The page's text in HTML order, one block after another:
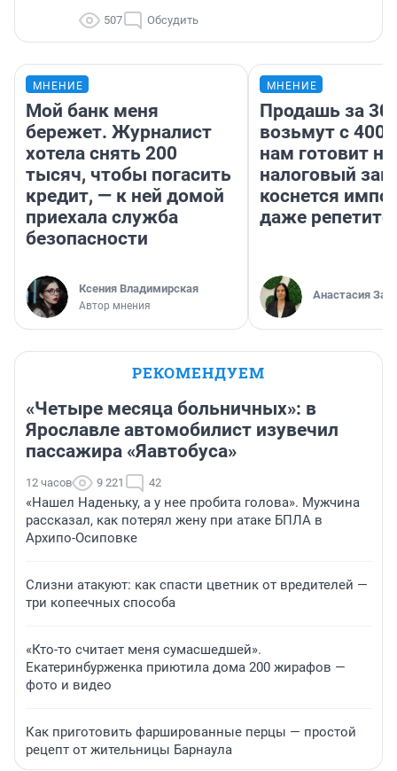
507 Обсудить
МНЕНИЕ
Мой банк меня
бережет. Журналист
хотела снять 200
тысяч, чтобы погасить
кредит, — к ней домой
приехала служба
безопасности
Ксения Владимирская
Автор мнения
МНЕНИЕ
Продашь за
возьмут с
нам готовит
налоговый
коснется
даже
Анастасия
РЕКОМЕНДУЕМ
«Четыре месяца больничных»: в
Ярославле автомобилист изувечил
пассажира «Яавтобуса»
12 часов 9 221 42
«Нашел Наденьку, а у нее пробита голова». Мужчина
рассказал, как потерял жену при атаке БПЛА в
Архипо-Осиповке
Слизни атакуют: как спасти цветник от вредителей —
три копеечных способа
«Кто-то считает меня сумасшедшей».
Екатеринбурженка приютила дома 200 жирафов —
фото и видео
Как приготовить фаршированные перцы — простой
рецепт от жительницы Барнаула